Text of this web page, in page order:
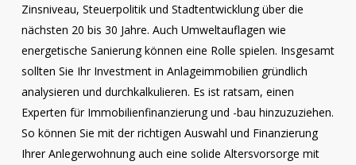
Zinsniveau, Steuerpolitik und Stadtentwicklung über die
nächsten 20 bis 30 Jahre. Auch Umweltauflagen wie
energetische Sanierung können eine Rolle spielen. Insgesamt
sollten Sie Ihr Investment in Anlageimmobilien gründlich
analysieren und durchkalkulieren. Es ist ratsam, einen
Experten für Immobilienfinanzierung und -bau hinzuzuziehen.
So können Sie mit der richtigen Auswahl und Finanzierung
Ihrer Anlegerwohnung auch eine solide Altersvorsorge mit